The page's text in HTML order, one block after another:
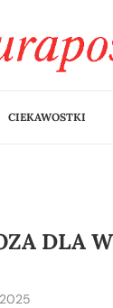
CIEKAWOSTKI
DLA